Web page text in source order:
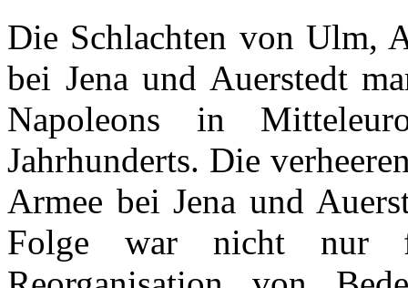
Die Schlachten von Ulm,
bei Jena und Auerstedt
Napoleons in
Jahrhunderts. Die
Armee bei Jena und
Folge war nicht nur